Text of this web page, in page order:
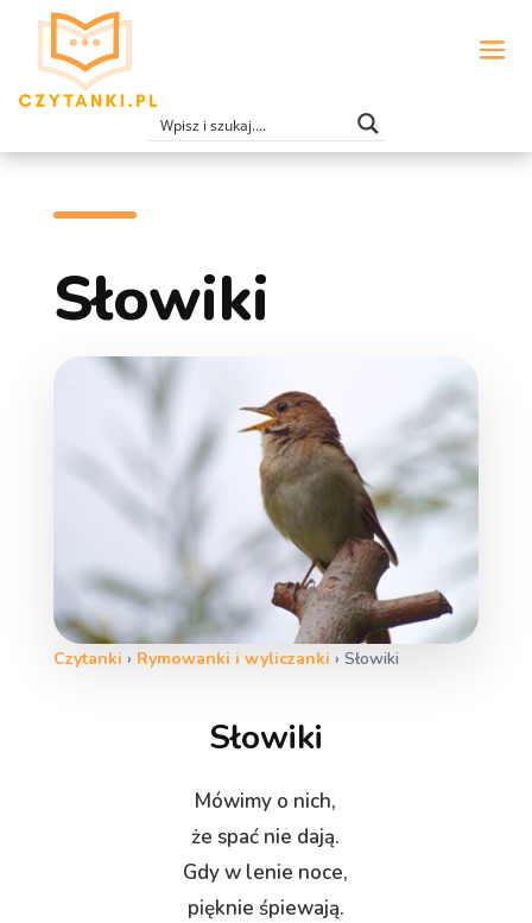
Słowiki
Czytanki › Rymowanki i wyliczanki › Słowiki
Słowiki
Mówimy o nich,
że spać nie dają.
Gdy w lenie noce,
pięknie śpiewają.